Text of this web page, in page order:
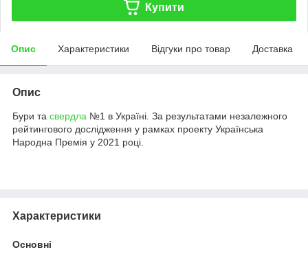
Купити
Опис Характеристики Відгуки про товар Доставка
Опис
Бури та свердла №1 в Україні. За результатами незалежного
рейтингового дослідження у рамках проекту Українська
Народна Премія у 2021 році.
Характеристики
Основні